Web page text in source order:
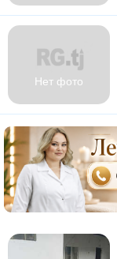
Нет фото